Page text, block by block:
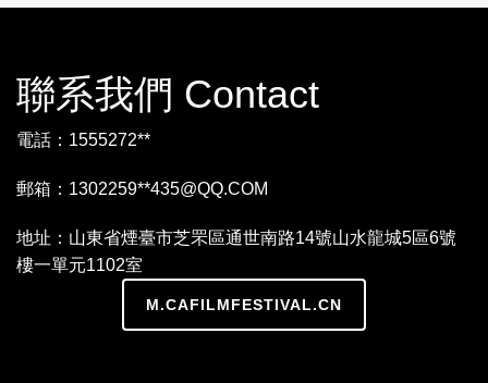
聯系我們 Contact
電話：1555272**
郵箱：1302259**435@QQ.COM
地址：山東省煙臺市芝罘區通世南路14號山水龍城5區6號
樓一單元1102室
M.CAFILMFESTIVAL.CN